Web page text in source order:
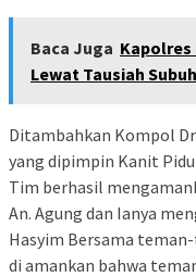
Baca Juga Kapolres
Lewat Tausiah Subuh
Ditambahkan Kompol
yang dipimpin Kanit
Tim berhasil
An. Agung dan Ianya
Hasyim Bersama
di amankan bahwa